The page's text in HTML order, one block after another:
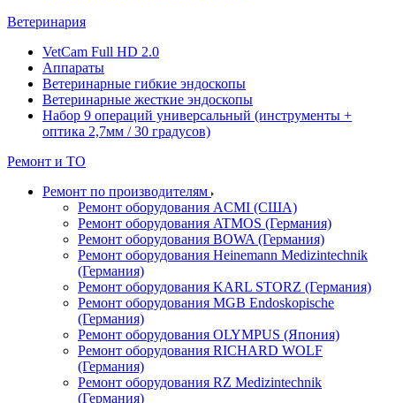
Ветеринария
VetCam Full HD 2.0
Аппараты
Ветеринарные гибкие эндоскопы
Ветеринарные жесткие эндоскопы
Набор 9 операций универсальный (инструменты +
оптика 2,7мм / 30 градусов)
Ремонт и ТО
Ремонт по производителям
Ремонт оборудования ACMI (США)
Ремонт оборудования ATMOS (Германия)
Ремонт оборудования BOWA (Германия)
Ремонт оборудования Heinemann Medizintechnik
(Германия)
Ремонт оборудования KARL STORZ (Германия)
Ремонт оборудования MGB Endoskopische
(Германия)
Ремонт оборудования OLYMPUS (Япония)
Ремонт оборудования RICHARD WOLF
(Германия)
Ремонт оборудования RZ Medizintechnik
(Германия)